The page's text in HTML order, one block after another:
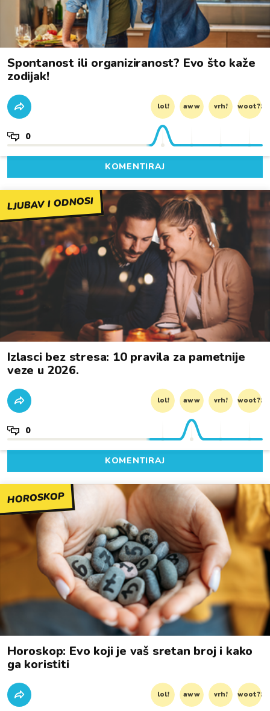
Spontanost ili organiziranost? Evo što kaže
zodijak!
lol! aww vrh! woot?!
0
KOMENTIRAJ
LJUBAV I ODNOSI
Izlasci bez stresa: 10 pravila za pametnije
veze u 2026.
lol! aww vrh! woot?!
0
KOMENTIRAJ
HOROSKOP
Horoskop: Evo koji je vaš sretan broj i kako
ga koristiti
lol! aww vrh! woot?!